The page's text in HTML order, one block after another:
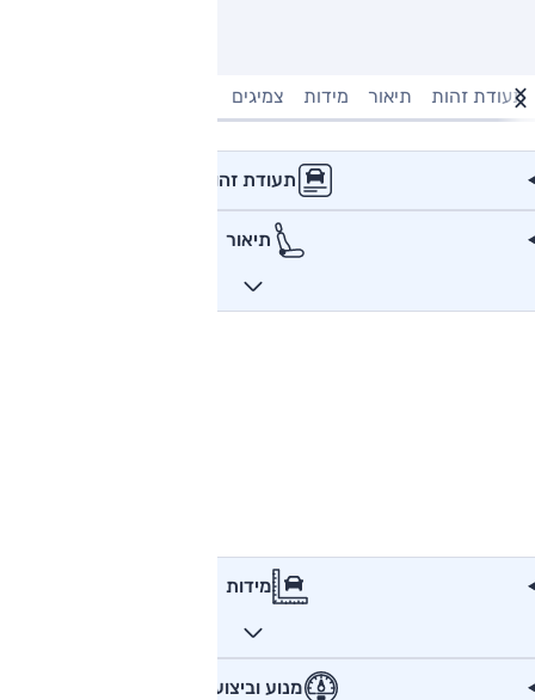
תעודת זהות תיאור מידות צמיגים
תעודת זהות
תיאור
מידות
מנוע וביצועים